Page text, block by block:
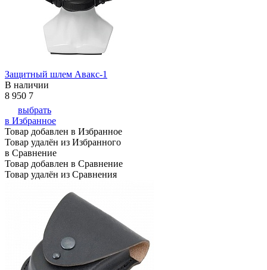
Защитный шлем Авакс-1
В наличии
8 950 7
выбрать
в Избранное
Товар добавлен в Избранное
Товар удалён из Избранного
в Сравнение
Товар добавлен в Сравнение
Товар удалён из Сравнения